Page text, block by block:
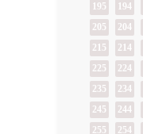
194
195
204
205
214
215
224
225
234
235
244
245
254
255